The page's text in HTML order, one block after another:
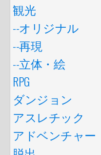
観光
--オリジナル
--再現
--立体・絵
RPG
ダンジョン
アスレチック
アドベンチャー